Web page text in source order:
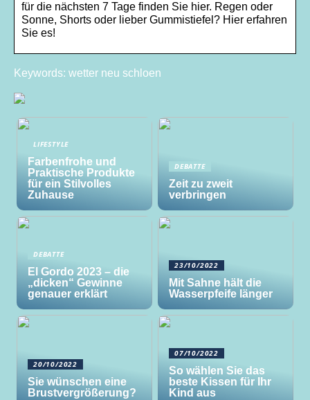
für die nächsten 7 Tage finden Sie hier. Regen oder
Sonne, Shorts oder lieber Gummistiefel? Hier erfahren
Sie es!
Keywords: wetter neu schloen
LIFESTYLE
Farbenfrohe und
Praktische Produkte
für ein Stilvolles
Zuhause
DEBATTE
Zeit zu zweit
verbringen
DEBATTE
El Gordo 2023 – die
„dicken“ Gewinne
genauer erklärt
23/10/2022
Mit Sahne hält die
Wasserpfeife länger
20/10/2022
Sie wünschen eine
Brustvergrößerung?
07/10/2022
So wählen Sie das
beste Kissen für Ihr
Kind aus